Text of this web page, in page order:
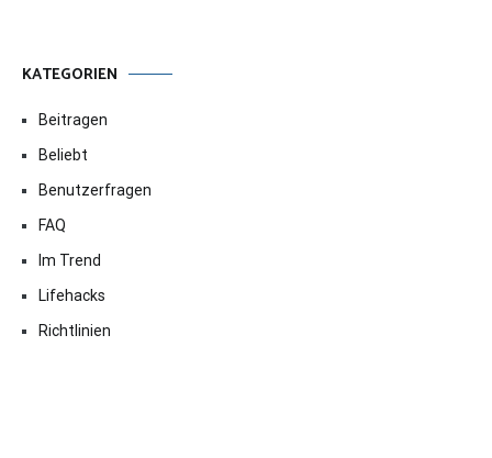
KATEGORIEN
Beitragen
Beliebt
Benutzerfragen
FAQ
Im Trend
Lifehacks
Richtlinien